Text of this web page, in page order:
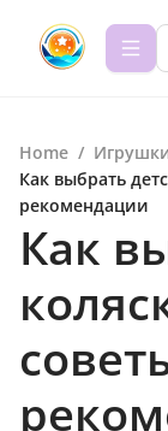
Home /
Как выбрать
рекомендации
Как